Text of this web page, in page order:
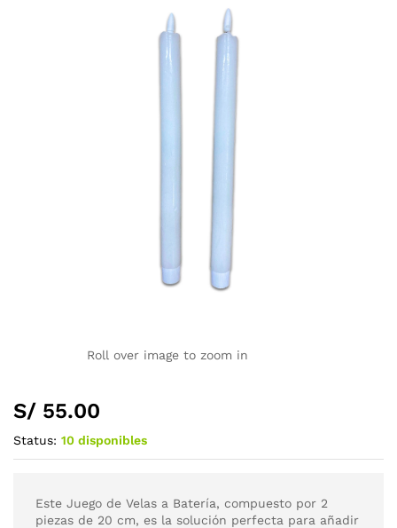
Roll over image to zoom in
S/ 55.00
Status: 10 disponibles
Este Juego de Velas a Batería, compuesto por 2
piezas de 20 cm, es la solución perfecta para añadir